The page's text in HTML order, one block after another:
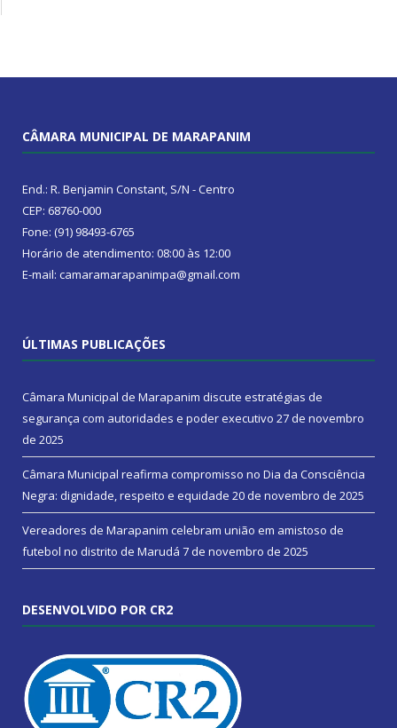
CÂMARA MUNICIPAL DE MARAPANIM
End.: R. Benjamin Constant, S/N - Centro
CEP: 68760-000
Fone: (91) 98493-6765
Horário de atendimento: 08:00 às 12:00
E-mail: camaramarapanimpa@gmail.com
ÚLTIMAS PUBLICAÇÕES
Câmara Municipal de Marapanim discute estratégias de
segurança com autoridades e poder executivo 27 de novembro
de 2025
Câmara Municipal reafirma compromisso no Dia da Consciência
Negra: dignidade, respeito e equidade 20 de novembro de 2025
Vereadores de Marapanim celebram união em amistoso de
futebol no distrito de Marudá 7 de novembro de 2025
DESENVOLVIDO POR CR2